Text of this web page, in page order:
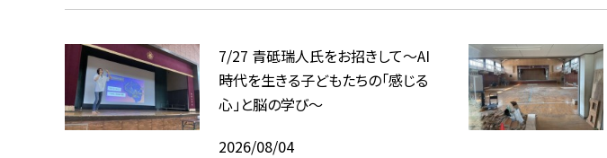
7/27 青砥瑞人氏をお招きして〜AI
時代を生きる子どもたちの「感じる
心」と脳の学び〜
2026/08/04